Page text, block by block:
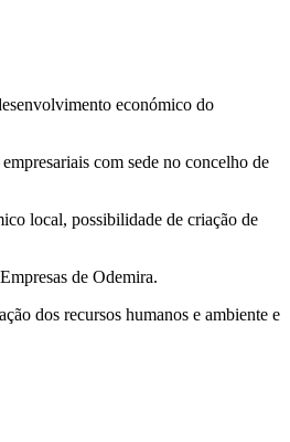
económico do
com sede no concelho de
local, possibilidade de criação de
de Odemira.
dos recursos humanos e ambiente e